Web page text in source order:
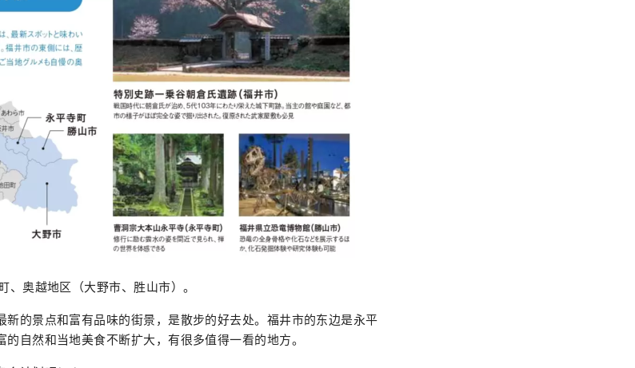
奥越地区（大野市、胜山市）。
的景点和富有品味的街景，是散步的好去处。福井市的东边是永平
自然和当地美食不断扩大，有很多值得一看的地方。